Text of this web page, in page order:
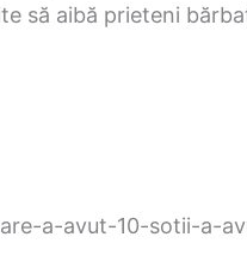
să aibă prieteni
a-avut-10-sotii-a-